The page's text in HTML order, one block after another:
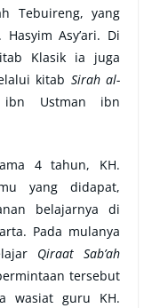
Tebuireng, yang
Asy’ari. Di
Klasik ia juga
kitab Sirah al-
ibn Ustman ibn
4 tahun, KH.
yang didapat,
belajarnya di
Pada mulanya
Qiraat Sab’ah
tersebut
wasiat guru KH.